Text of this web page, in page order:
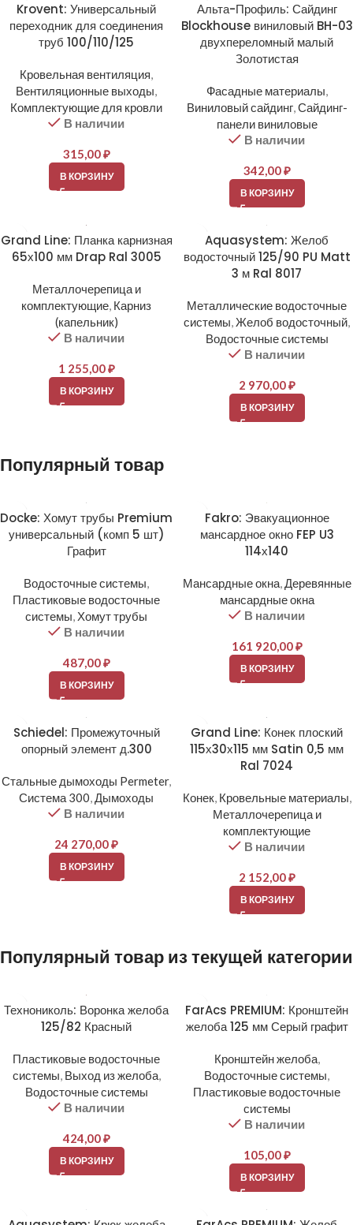
Krovent: Универсальный
переходник для соединения
труб 100/110/125
Кровельная вентиляция,
Вентиляционные выходы,
Комплектующие для кровли
В наличии
315,00₽
В КОРЗИНУ
Альта-Профиль: Сайдинг
Blockhouse виниловый BH-03
двухпереломный малый
Золотистая
Фасадные материалы,
Виниловый сайдинг,Сайдинг-
панели виниловые
В наличии
342,00₽
В КОРЗИНУ
Grand Line: Планка карнизная
65х100 мм Drap Ral 3005
Металлочерепица и
комплектующие, Карниз
(капельник)
В наличии
1 255,00₽
В КОРЗИНУ
Aquasystem: Желоб
водосточный 125/90 PU Matt
3 м Ral 8017
Металлические водосточные
системы,Желоб водосточный,
Водосточные системы
В наличии
2 970,00₽
В КОРЗИНУ
Популярный товар
Docke: Хомут трубы Premium
универсальный (комп 5 шт)
Графит
Водосточные системы,
Пластиковые водосточные
системы, Хомут трубы
В наличии
487,00₽
В КОРЗИНУ
Fakro: Эвакуационное
мансардное окно FEP U3
114х140
Мансардные окна,Деревянные
мансардные окна
В наличии
161 920,00₽
В КОРЗИНУ
Schiedel: Промежуточный
опорный элемент д.300
Стальные дымоходы Permeter,
Система 300,Дымоходы
В наличии
24 270,00₽
В КОРЗИНУ
Grand Line: Конек плоский
115х30х115 мм Satin 0,5 мм
Ral 7024
Конек, Кровельные материалы,
Металлочерепица и
комплектующие
В наличии
2 152,00₽
В КОРЗИНУ
Популярный товар из текущей категории
Технониколь: Воронка желоба
125/82 Красный
Пластиковые водосточные
системы, Выход из желоба,
Водосточные системы
В наличии
424,00₽
В КОРЗИНУ
FarAcs PREMIUM: Кронштейн
желоба 125 мм Серый графит
Кронштейн желоба,
Водосточные системы,
Пластиковые водосточные
системы
В наличии
105,00₽
В КОРЗИНУ